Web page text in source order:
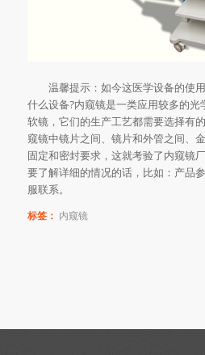
温馨提示：如今这医学设备的使用
什么设备?内窥镜是一类应用较多的
软镜，它们的生产工艺都需要选择有
窥镜中镜片之间、镜片和外管之间、
固定和密封要求，这就考验了内窥镜
要了解详细的情况的话，比如：产品
服联系。
标签： 内窥镜